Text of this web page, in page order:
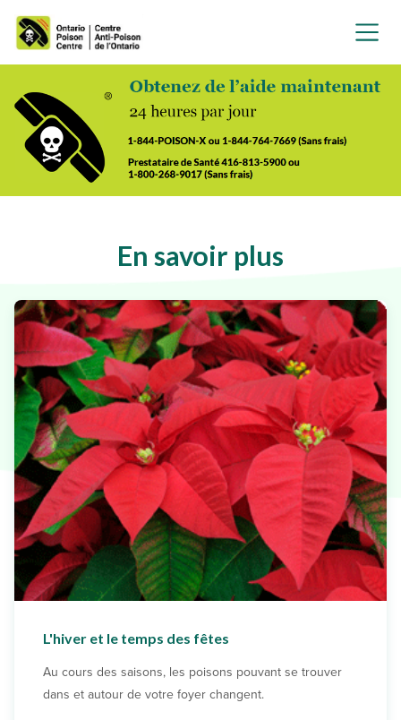
En savoir plus
L'hiver et le temps des fêtes
Au cours des saisons, les poisons pouvant se trouver
dans et autour de votre foyer changent.